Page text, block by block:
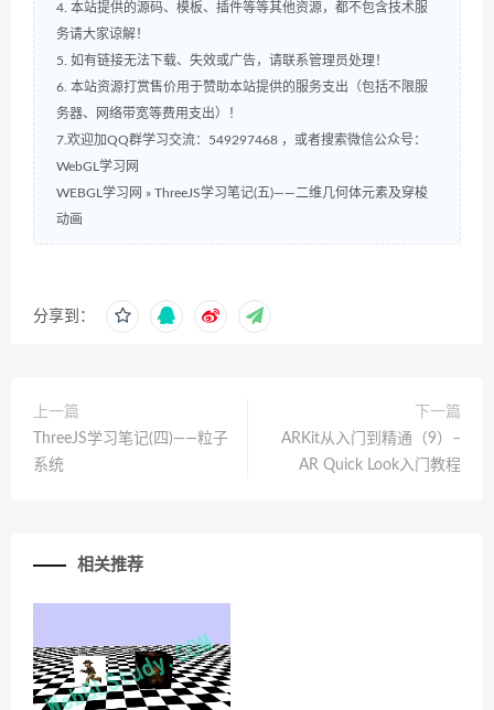
4. 本站提供的源码、模板、插件等等其他资源，都不包含技术服
务请大家谅解！
5. 如有链接无法下载、失效或广告，请联系管理员处理！
6. 本站资源打赏售价用于赞助本站提供的服务支出（包括不限服
务器、网络带宽等费用支出）！
7.欢迎加QQ群学习交流：549297468 ，或者搜索微信公众号：
WebGL学习网
WEBGL学习网 » ThreeJS学习笔记(五)——二维几何体元素及穿梭
动画
分享到：
上一篇
ThreeJS学习笔记(四)——粒子
系统
下一篇
ARKit从入门到精通（9）–
AR Quick Look入门教程
相关推荐